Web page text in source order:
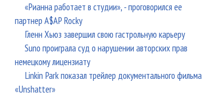
«Рианна работает в студии», - проговорился ее
партнер A$AP Rocky
Гленн Хьюз завершил свою гастрольную карьеру
Suno проиграла суд о нарушении авторских прав
немецкому лицензиату
Linkin Park показал трейлер документального фильма
«Unshatter»